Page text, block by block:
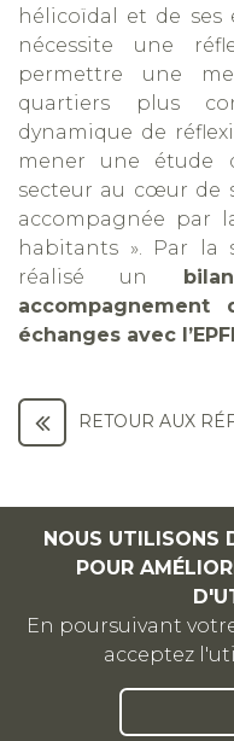
hélicoïdal et de ses
nécessite une
permettre une
quartiers plus
dynamique de
mener une étude
secteur au cœur de
accompagnée par
habitants ». Par la
réalisé un
échanges avec
RETOUR AUX
NOUS UTILISONS
POUR
En poursuivant
acceptez